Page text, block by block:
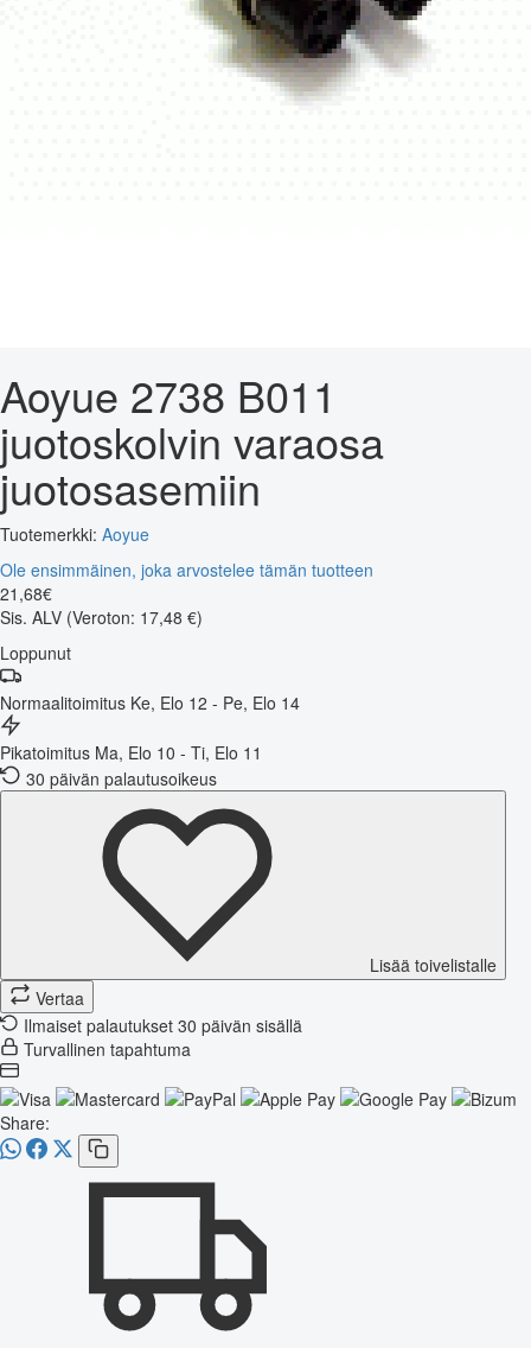
Aoyue 2738 B011
juotoskolvin varaosa
juotosasemiin
Tuotemerkki: Aoyue
Ole ensimmäinen, joka arvostelee tämän tuotteen
21 ,68€
Sis. ALV (Veroton: 17,48 €)
Loppunut
Normaalitoimitus Ke, Elo 12 - Pe, Elo 14
Pikatoimitus Ma, Elo 10 - Ti, Elo 11
30 päivän palautusoikeus
Lisää toivelistalle
Vertaa
Ilmaiset palautukset 30 päivän sisällä
Turvallinen tapahtuma
Share: